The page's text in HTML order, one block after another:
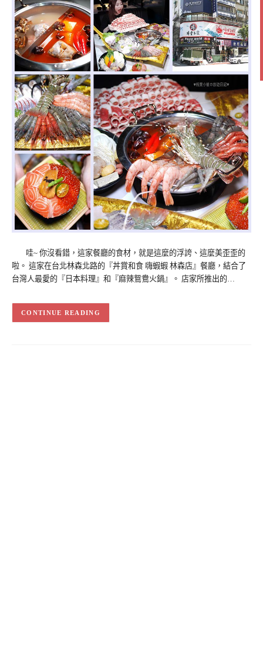
哇~ 你沒看錯，這家餐廳的食材，就是這麼的浮誇、這麼美歪歪的
啦。 這家在台北林森北路的『丼賞和食 嗨蝦蝦 林森店』餐廳，結合了
台灣人最愛的『日本料理』和『麻辣鴛鴦火鍋』。 店家所推出的…
CONTINUE READING